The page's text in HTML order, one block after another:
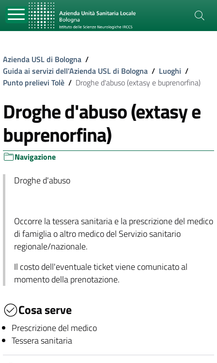
Azienda USL di Bologna /
Guida ai servizi dell'Azienda USL di Bologna / Luoghi /
Punto prelievi Tolè / Droghe d'abuso (extasy e buprenorfina)
Droghe d'abuso (extasy e
buprenorfina)
Navigazione
Droghe d'abuso
Occorre la tessera sanitaria e la prescrizione del medico
di famiglia o altro medico del Servizio sanitario
regionale/nazionale.
Il costo dell'eventuale ticket viene comunicato al
momento della prenotazione.
Cosa serve
Prescrizione del medico
Tessera sanitaria